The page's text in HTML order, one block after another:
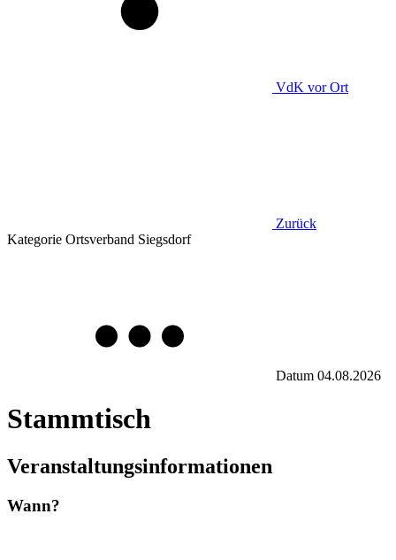
VdK vor Ort
Zurück
Kategorie Ortsverband Siegsdorf
Datum 04.08.2026
Stammtisch
Veranstaltungsinformationen
Wann?